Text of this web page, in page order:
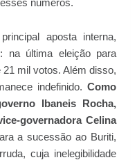
números.
aposta interna,
na última eleição para
mil votos. Além disso,
indefinido. Como
Ibaneis Rocha,
governadora Celina
a sucessão ao Buriti,
cuja inelegibilidade